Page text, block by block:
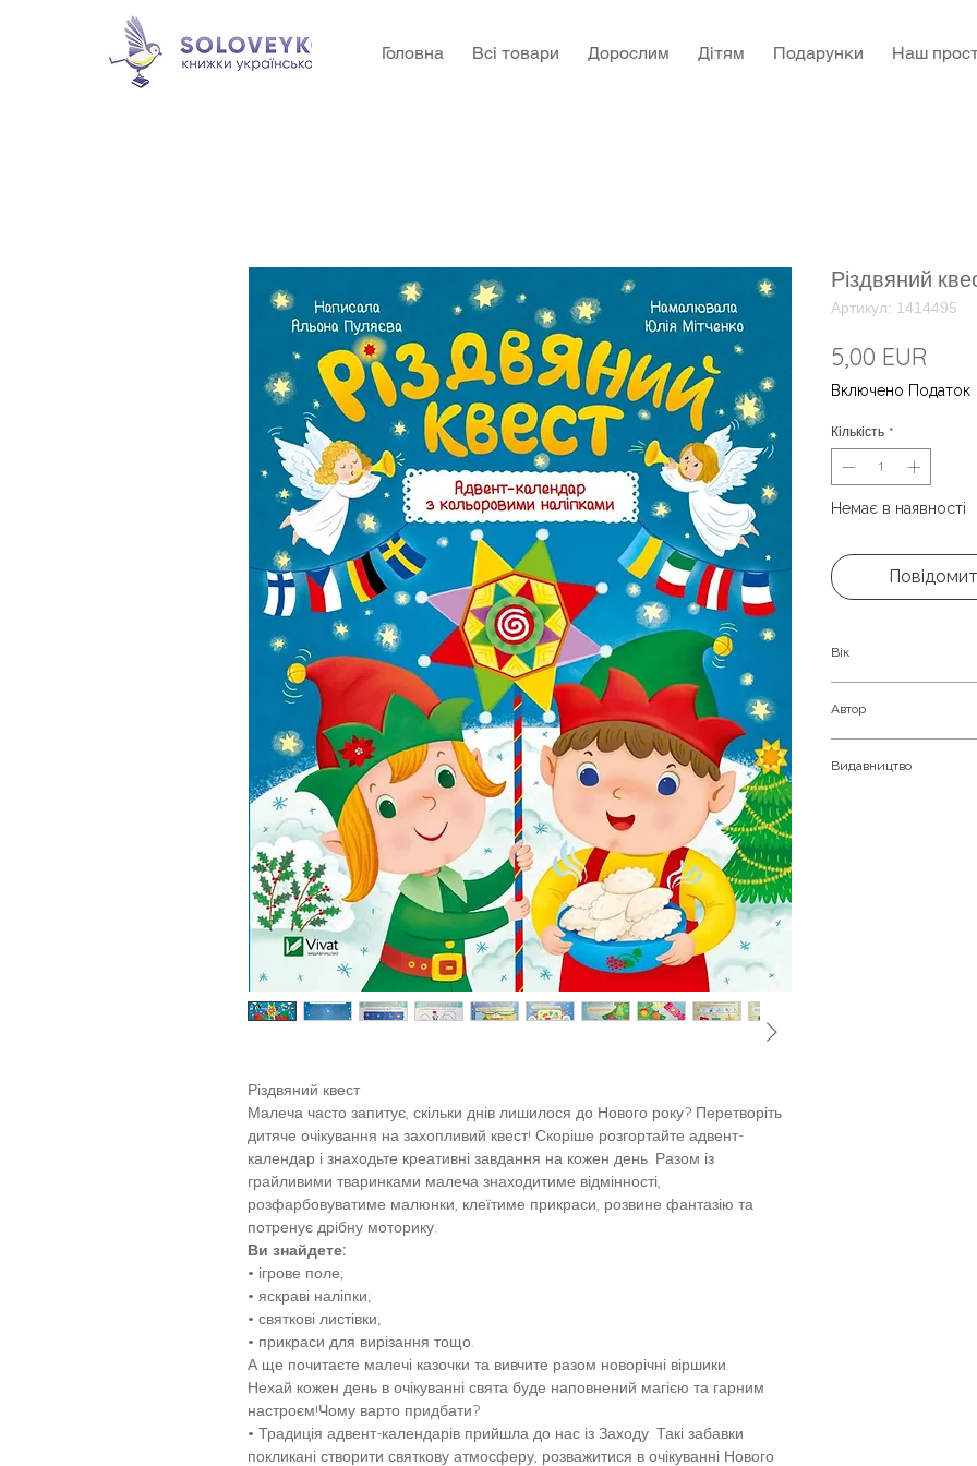
Головна Всі товари Дорослим Дітям Подарунки Наш
Різдвяний квест
Малеча часто запитує, скільки днів лишилося до Нового року? Перетворіть
дитяче очікування на захопливий квест! Скоріше розгортайте адвент-
календар і знаходьте креативні завдання на кожен день. Разом із
грайливими тваринками малеча знаходитиме відмінності,
розфарбовуватиме малюнки, клеїтиме прикраси, розвине фантазію та
потренує дрібну моторику.
Ви знайдете:
• ігрове поле;
• яскраві наліпки;
• святкові листівки;
• прикраси для вирізання тощо.
А ще почитаєте малечі казочки та вивчите разом новорічні віршики.
Нехай кожен день в очікуванні свята буде наповнений магією та гарним
настроєм!Чому варто придбати?
• Традиція адвент-календарів прийшла до нас із Заходу. Такі забавки
покликані створити святкову атмосферу, розважитися в очікуванні Нового
Різдвяний
Артикул: 1414495
5,00 EUR
Включено Податок
Кількість *
Немає в наявності
Вік
Автор
Видавництво